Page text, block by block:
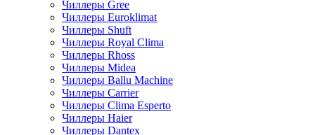
Чиллеры Gree
Чиллеры Euroklimat
Чиллеры Shuft
Чиллеры Royal Clima
Чиллеры Rhoss
Чиллеры Midea
Чиллеры Ballu Machine
Чиллеры Carrier
Чиллеры Clima Esperto
Чиллеры Haier
Чиллеры Dantex